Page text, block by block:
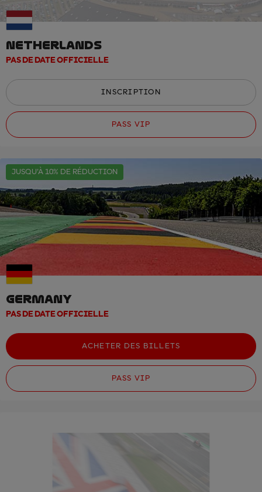
NETHERLANDS
PAS DE DATE OFFICIELLE
INSCRIPTION
PASS VIP
JUSQU'À 10% DE RÉDUCTION
GERMANY
PAS DE DATE OFFICIELLE
ACHETER DES BILLETS
PASS VIP